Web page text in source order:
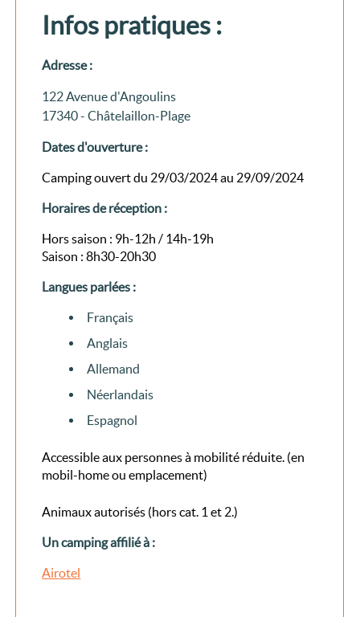
Infos pratiques :
Adresse :
122 Avenue d'Angoulins
17340 - Châtelaillon-Plage
Dates d'ouverture :
Camping ouvert du 29/03/2024 au 29/09/2024
Horaires de réception :
Hors saison : 9h-12h / 14h-19h
Saison : 8h30-20h30
Langues parlées :
Français
Anglais
Allemand
Néerlandais
Espagnol
Accessible aux personnes à mobilité réduite. (en
mobil-home ou emplacement)
Animaux autorisés (hors cat. 1 et 2.)
Un camping affilié à :
Airotel